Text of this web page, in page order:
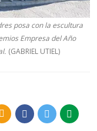
posa con la escultura
Empresa del Año
(GABRIEL UTIEL)